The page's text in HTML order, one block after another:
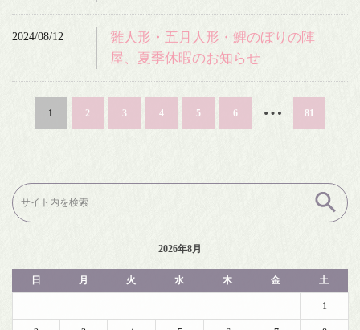
2024/08/12
雛人形・五月人形・鯉のぼりの陣
屋、夏季休暇のお知らせ
1 2 3 4 5 6 … 81
検
索:
2026年8月
日 月 火 水 木 金 土
1